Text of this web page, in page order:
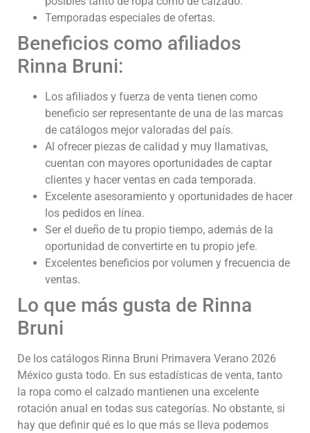
Temporadas especiales de ofertas.
Beneficios como afiliados
Rinna Bruni:
Los afiliados y fuerza de venta tienen como
beneficio ser representante de una de las marcas
de catálogos mejor valoradas del país.
Al ofrecer piezas de calidad y muy llamativas,
cuentan con mayores oportunidades de captar
clientes y hacer ventas en cada temporada.
Excelente asesoramiento y oportunidades de hacer
los pedidos en línea.
Ser el dueño de tu propio tiempo, además de la
oportunidad de convertirte en tu propio jefe.
Excelentes beneficios por volumen y frecuencia de
ventas.
Lo que más gusta de Rinna
Bruni
De los catálogos Rinna Bruni Primavera Verano 2026
México gusta todo. En sus estadísticas de venta, tanto
la ropa como el calzado mantienen una excelente
rotación anual en todas sus categorías. No obstante, si
hay que definir qué es lo que más se lleva podemos